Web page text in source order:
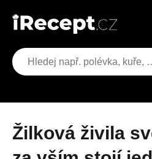
Žilková živila své manžely —